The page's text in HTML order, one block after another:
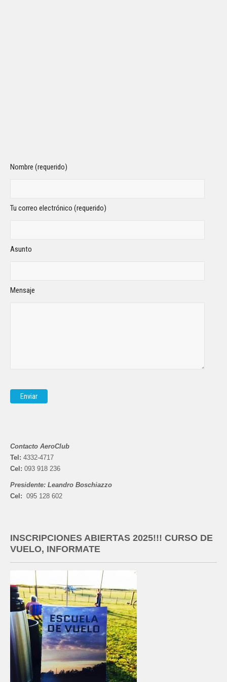
Nombre (requerido)
Tu correo electrónico (requerido)
Asunto
Mensaje
Contacto AeroClub
Tel: 4332-4717
Cel: 093 918 236
Presidente: Leandro Boschiazzo
Cel: 095 128 602
INSCRIPCIONES ABIERTAS 2025!!! CURSO DE
VUELO, INFORMATE